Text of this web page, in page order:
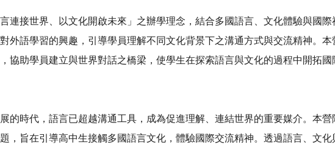
連接世界、以文化開啟未來」之辦學理念，結合多國語言、文化體驗與國
外語學習的興趣，引導學員理解不同文化背景下之溝通方式與交流精神。
協助學員建立與世界對話之橋梁，使學生在探索語言與文化的過程中開拓
的時代，語言已超越溝通工具，成為促進理解、連結世界的重要媒介。本
，旨在引導高中生接觸多國語言文化，體驗國際交流精神。透過語言、文